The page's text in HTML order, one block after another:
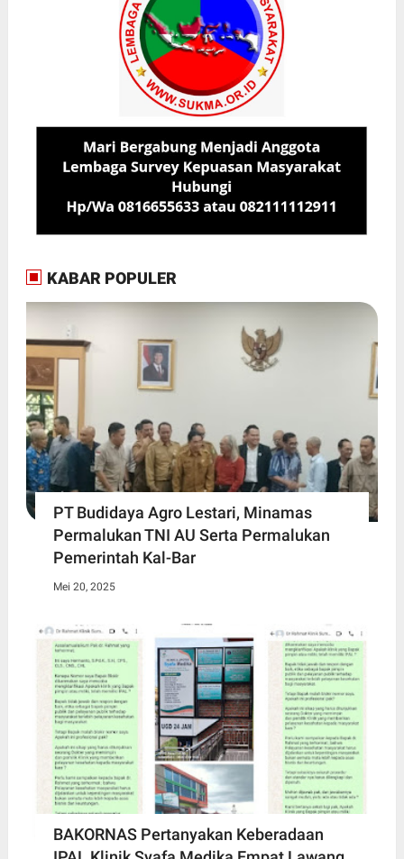
KABAR POPULER
PT Budidaya Agro Lestari, Minamas
Permalukan TNI AU Serta Permalukan
Pemerintah Kal-Bar
Mei 20, 2025
BAKORNAS Pertanyakan Keberadaan